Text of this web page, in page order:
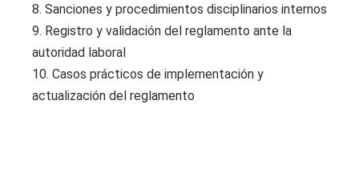
8. Sanciones y procedimientos disciplinarios internos
9. Registro y validación del reglamento ante la
autoridad laboral
10. Casos prácticos de implementación y
actualización del reglamento